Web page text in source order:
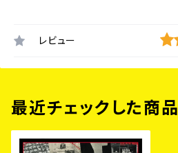
レビュー
最近チェックした商品